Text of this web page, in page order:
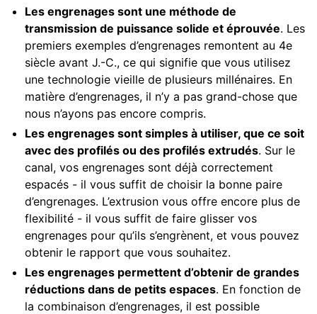
Les engrenages sont une méthode de
transmission de puissance solide et éprouvée. Les
premiers exemples d’engrenages remontent au 4e
siècle avant J.-C., ce qui signifie que vous utilisez
une technologie vieille de plusieurs millénaires. En
matière d’engrenages, il n’y a pas grand-chose que
nous n’ayons pas encore compris.
Les engrenages sont simples à utiliser, que ce soit
avec des profilés ou des profilés extrudés. Sur le
canal, vos engrenages sont déjà correctement
espacés - il vous suffit de choisir la bonne paire
d’engrenages. L’extrusion vous offre encore plus de
flexibilité - il vous suffit de faire glisser vos
engrenages pour qu’ils s’engrènent, et vous pouvez
obtenir le rapport que vous souhaitez.
Les engrenages permettent d’obtenir de grandes
réductions dans de petits espaces. En fonction de
la combinaison d’engrenages, il est possible